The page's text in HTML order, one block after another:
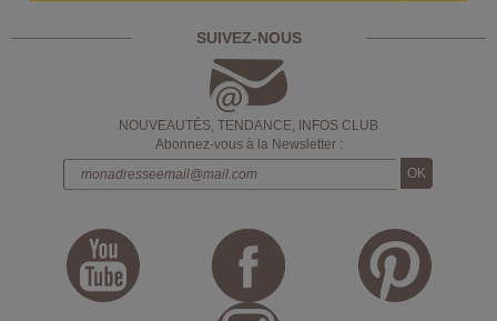
SUIVEZ-NOUS
NOUVEAUTÉS, TENDANCE, INFOS CLUB
Abonnez-vous à la Newsletter :